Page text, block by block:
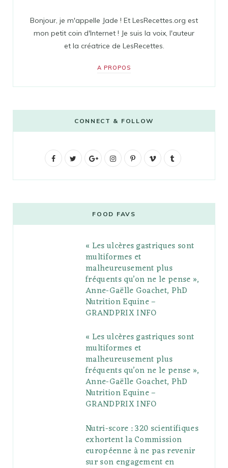
Bonjour, je m'appelle Jade ! Et LesRecettes.org est
mon petit coin d'Internet ! Je suis la voix, l'auteur
et la créatrice de LesRecettes.
A PROPOS
CONNECT & FOLLOW
F
b
t
G
g
l
e
P
l
s
I
t
a
g
r
a
m
P
e
r
e
s
V
o
l
r
FOOD FAVS
« Les ulcères gastriques sont
multiformes et
malheureusement plus
fréquents qu’on ne le pense »,
Anne-Gaëlle Goachet, PhD
Nutrition Equine –
GRANDPRIX INFO
« Les ulcères gastriques sont
multiformes et
malheureusement plus
fréquents qu’on ne le pense »,
Anne-Gaëlle Goachet, PhD
Nutrition Equine –
GRANDPRIX INFO
Nutri-score : 320 scientifiques
exhortent la Commission
européenne à ne pas revenir
sur son engagement en